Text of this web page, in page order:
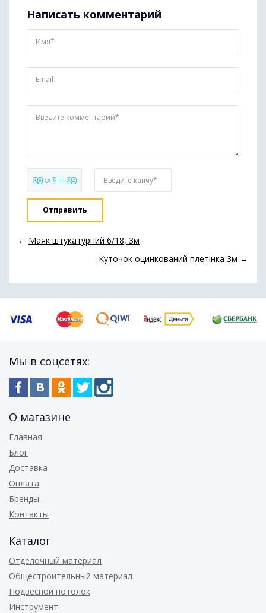
Написать комментарий
Имя*
Email
Введите комментарий*
20 + ? = 29 Введите капчу*
← Маяк штукатурний 6/18, 3м
Куточок оцинкований плетінка 3м →
Мы в соцсетях:
О магазине
Главная
Блог
Доставка
Оплата
Бренды
Контакты
Каталог
Отделочный материал
Общестроительный материал
Подвесной потолок
Инструмент